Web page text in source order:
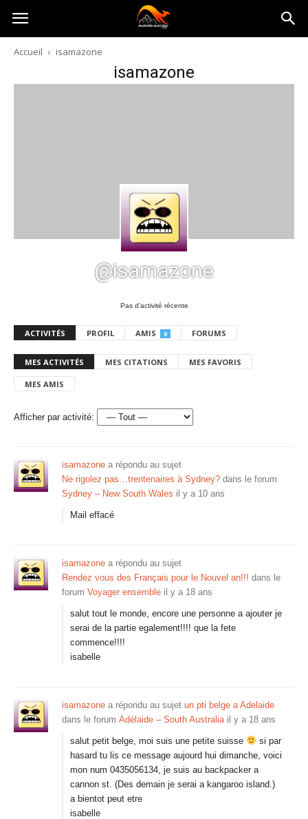
Australia-
australie.com
Accueil isamazone
isamazone
@isamazone
Pas d’activité récente
ACTIVITÉS PROFIL AMIS 0 FORUMS
MES ACTIVITÉS MES CITATIONS MES FAVORIS
MES AMIS
Afficher par activité:
isamazone a répondu au sujet
Ne rigolez pas…trentenaires à Sydney? dans le forum
Sydney – New South Wales il y a 10 ans
Mail effacé
isamazone a répondu au sujet
Rendez vous des Français pour le Nouvel an!!! dans le
forum Voyager ensemble il y a 18 ans
salut tout le monde, encore une personne a ajouter je
serai de la partie egalement!!!! que la fete
commence!!!!
isabelle
isamazone a répondu au sujet un pti belge a Adelaide
dans le forum Adélaide – South Australia il y a 18 ans
salut petit belge, moi suis une petite suisse
si par
hasard tu lis ce message aujourd hui dimanche, voici
mon num 0435056134, je suis au backpacker a
cannon st. (Des demain je serai a kangaroo island.)
a bientot peut etre
isabelle